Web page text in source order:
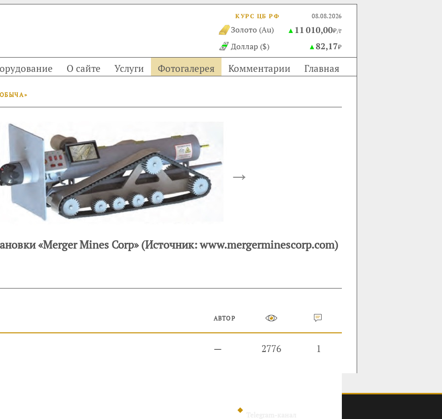
КУРС ЦБ РФ 08.08.2026
Золото (Au) ▲ 11 010,00₽/г
Доллар ($) ▲82,17₽
О сайте Услуги Фотогалерея Комментарии Главная
→
«Merger Mines Corp» (Источник: www.mergerminescorp.com)
АВТОР
— 2776 1